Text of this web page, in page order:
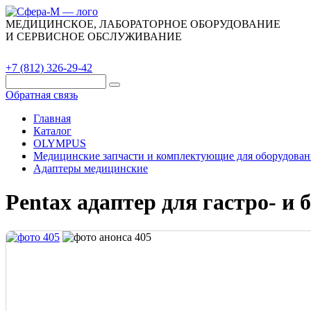
МЕДИЦИНСКОЕ, ЛАБОРАТОРНОЕ ОБОРУДОВАНИЕ
И СЕРВИСНОЕ ОБСЛУЖИВАНИЕ
+7 (812) 326-29-42
Обратная связь
Главная
Каталог
OLYMPUS
Медицинские запчасти и комплектующие для
Адаптеры медицинские
Pentax адаптер для гастро- и